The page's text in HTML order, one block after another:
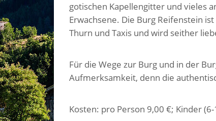
gotischen Kapellengitter und vieles
Erwachsene. Die Burg Reifenstein
Thurn und Taxis und wird seither
Für die Wege zur Burg und in der
Aufmerksamkeit, denn die
Kosten: pro Person 9,00 €; Kinder